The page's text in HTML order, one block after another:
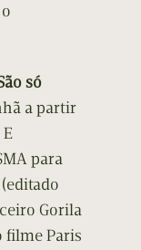
só
a partir
para
Gorila
filme Paris